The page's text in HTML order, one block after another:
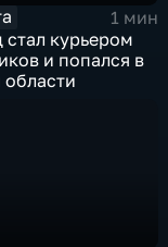
1 мин
стал курьером
и попался в